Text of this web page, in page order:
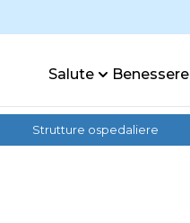
Salute Benessere
Strutture ospedaliere